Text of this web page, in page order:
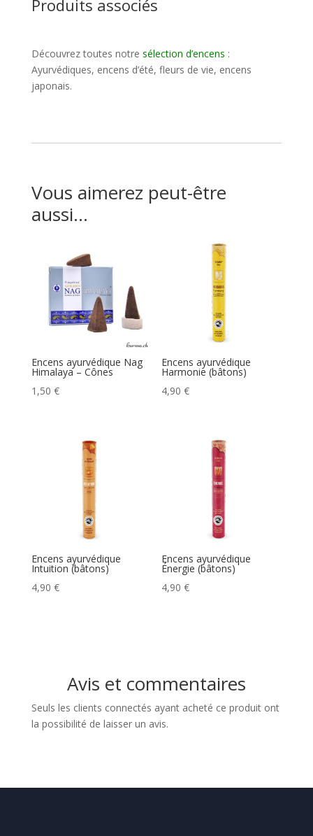
Produits associés
Découvrez toutes notre sélection d’encens :
Ayurvédiques, encens d’été, fleurs de vie, encens
japonais.
Vous aimerez peut-être
aussi…
Encens ayurvédique Nag
Himalaya – Cônes
1,50 €
Encens ayurvédique
Harmonie (bâtons)
4,90€
Encens ayurvédique
Intuition (bâtons)
4,90 €
Encens ayurvédique
Énergie (bâtons)
4,90€
Avis et commentaires
Seuls les clients connectés ayant acheté ce produit ont
la possibilité de laisser un avis.